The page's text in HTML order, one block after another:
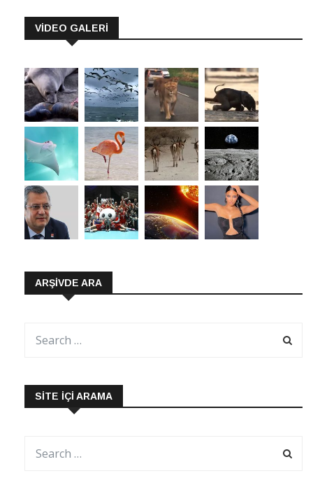
VİDEO GALERİ
ARŞIVDE ARA
SITE İÇI ARAMA